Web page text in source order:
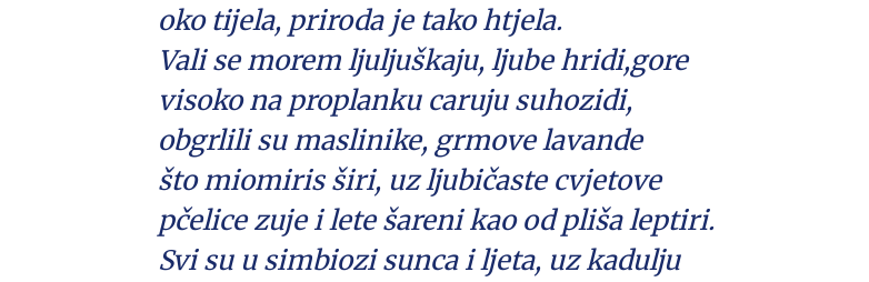
oko tijela, priroda je tako htjela.
Vali se morem ljuljuškaju, ljube hridi,gore
visoko na proplanku caruju suhozidi,
obgrlili su maslinike, grmove lavande
što miomiris širi, uz ljubičaste cvjetove
pčelice zuje i lete šareni kao od pliša leptiri.
Svi su u simbiozi sunca i ljeta, uz kadulju